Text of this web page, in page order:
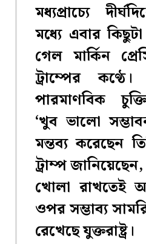
মধ্যপ্রাচ্যে
মধ্যে এবার
গেল মার্কিন
ট্রাম্পের
পারমাণবিক
‘খুব ভালো
মন্তব্য করেছেন
ট্রাম্প
খোলা রাখতেই
ওপর সম্ভাব্য
রেখেছে যুক্তরাষ্ট্র।